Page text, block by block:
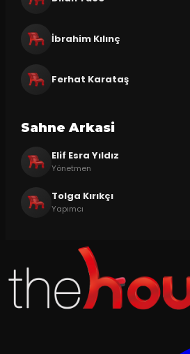
İbrahim Kılınç
Ferhat Karataş
Sahne Arkasi
Elif Esra Yıldız
Yönetmen
Tolga Kırıkçı
Yapımcı